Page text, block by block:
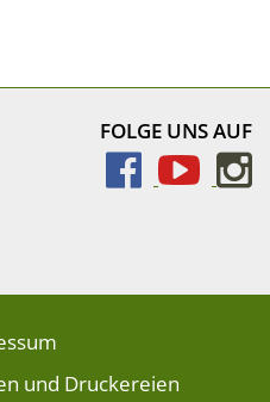
FOLGE UNS AUF
und Druckereien